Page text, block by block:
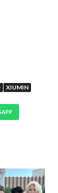
XIUMIN